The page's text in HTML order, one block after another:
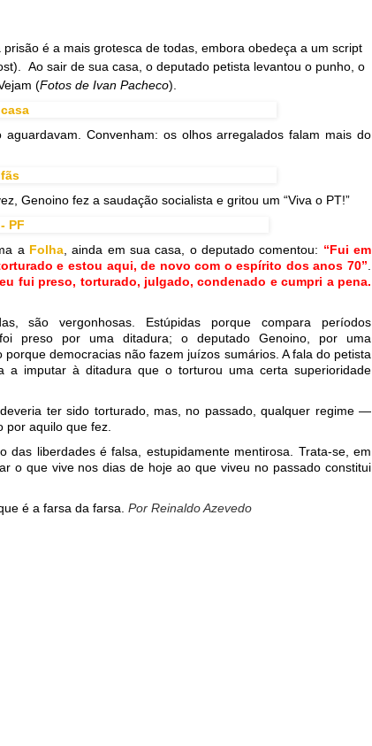
é a mais grotesca de todas, embora obedeça a um script
Ao sair de sua casa, o deputado petista levantou o punho, o
(Fotos de Ivan Pacheco).
Convenham: os olhos arregalados falam mais do
Genoino fez a saudação socialista e gritou um “Viva o PT!”
a Folha , ainda em sua casa, o deputado comentou: “Fui em
e estou aqui, de novo com o espírito dos anos 70”
fui preso, torturado, julgado, condenado e cumpri a pena.
são vergonhosas. Estúpidas porque compara períodos
preso por uma ditadura; o deputado Genoino, por uma
democracias não fazem juízos sumários. A fala do petista
a imputar à ditadura que o torturou uma certa superioridade
ter sido torturado, mas, no passado, qualquer regime —
aquilo que fez.
das liberdades é falsa, estupidamente mentirosa. Trata-se, em
o que vive nos dias de hoje ao que viveu no passado constitui
é a farsa da farsa. Por Reinaldo Azevedo